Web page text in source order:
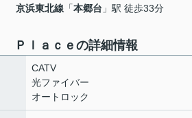
京浜東北線 「本郷台 」駅 徒歩33分
Ｐｌａｃｅの詳細情報
CATV
光ファイバー
オートロック